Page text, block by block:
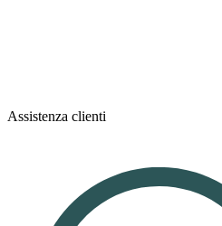
Assistenza clienti